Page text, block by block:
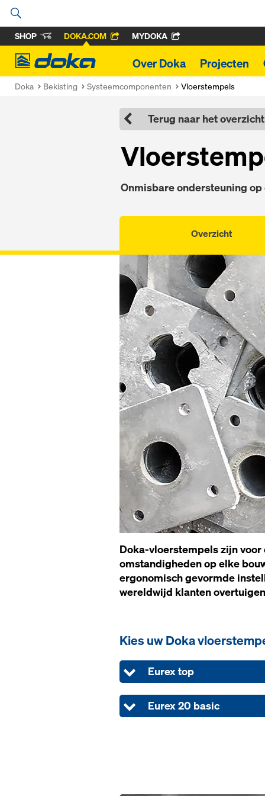
SHOP DOKA.COM MYDOKA
Doka
Over Doka Projecten
Doka Bekisting Systeemcomponenten Vloerstempels
Terug naar het overzicht
Onmisbare ondersteuning
Overzicht
Doka-vloerstempels zijn
omstandigheden op elke
ergonomisch gevormde
wereldwijd klanten
Kies uw Doka
Eurex top
Eurex 20 basic